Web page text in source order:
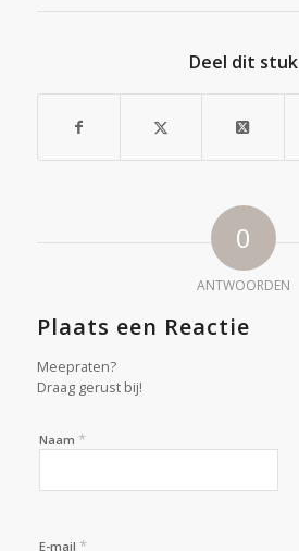
Deel dit stuk
0
ANTWOORDEN
Plaats een Reactie
Meepraten?
Draag gerust bij!
Naam *
E-mail *